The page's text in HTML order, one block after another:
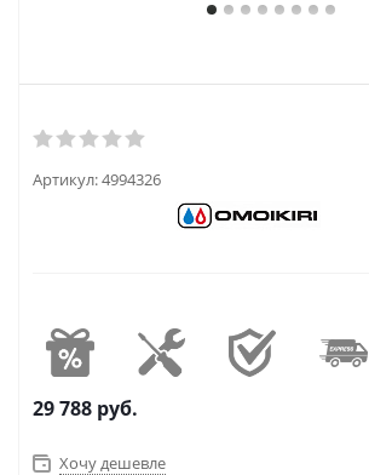
Артикул:4994326
29 788 руб.
Хочу дешевле